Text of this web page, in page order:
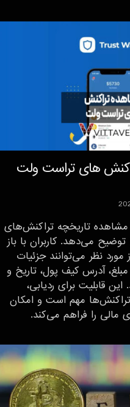
های تراست ولت
مشاهده تاریخچه تراکنش‌های
می‌دهد. کاربران با باز
مورد نظر می‌توانند جزئیات
آدرس کیف پول، تاریخ و
قابلیت برای ردیابی،
مهم است و امکان
مالی را فراهم می‌کند.